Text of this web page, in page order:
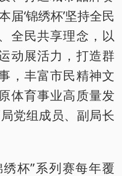
届‘锦绣杯’坚持全民
全民共享理念，以
动展活力，打造群
，丰富市民精神文
体育事业高质量发
党组成员、副局长
杯”系列赛每年覆